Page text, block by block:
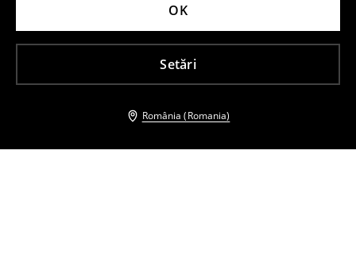
Setări
OK
România (Romania)